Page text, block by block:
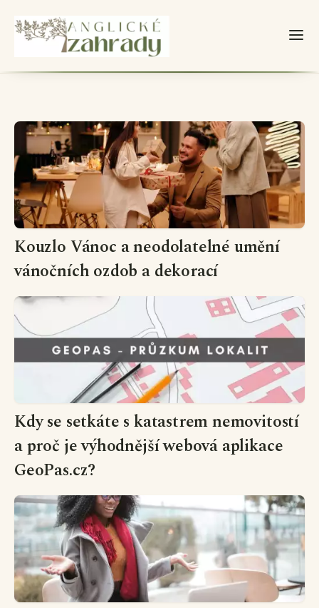
Kouzlo Vánoc a neodolatelné umění
vánočních ozdob a dekorací
Kdy se setkáte s katastrem nemovitostí
a proč je výhodnější webová aplikace
GeoPas.cz?